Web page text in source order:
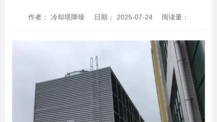
作者： 冷却塔降噪 日期： 2025-07-24 阅读量：